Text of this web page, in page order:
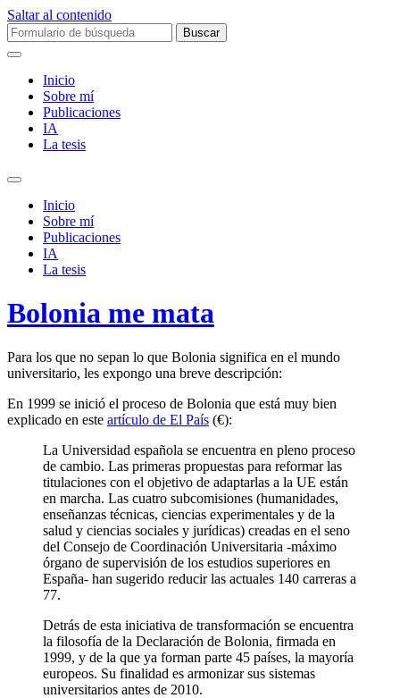
Saltar al contenido
Buscar:
Inicio
Sobre mí­
Publicaciones
IA
La tesis
Alternar
campo
búsqueda
Inicio
Sobre mí­
Publicaciones
IA
La tesis
Bolonia me mata
Para los que no sepan lo que Bolonia significa en el mundo
universitario, les expongo una breve descripción:
En 1999 se inició el proceso de Bolonia que está muy bien
explicado en este artículo de El País (€):
La Universidad española se encuentra en pleno proceso
de cambio. Las primeras propuestas para reformar las
titulaciones con el objetivo de adaptarlas a la UE están
en marcha. Las cuatro subcomisiones (humanidades,
enseñanzas técnicas, ciencias experimentales y de la
salud y ciencias sociales y jurídicas) creadas en el seno
del Consejo de Coordinación Universitaria -máximo
órgano de supervisión de los estudios superiores en
España- han sugerido reducir las actuales 140 carreras a
77.
Detrás de esta iniciativa de transformación se encuentra
la filosofía de la Declaración de Bolonia, firmada en
1999, y de la que ya forman parte 45 países, la mayoría
europeos. Su finalidad es armonizar sus sistemas
universitarios antes de 2010.